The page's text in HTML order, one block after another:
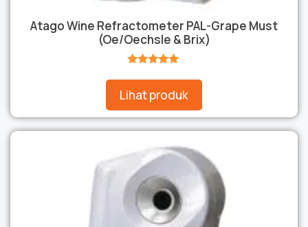
Atago Wine Refractometer PAL-Grape Must
(Oe/Oechsle & Brix)
Lihat produk